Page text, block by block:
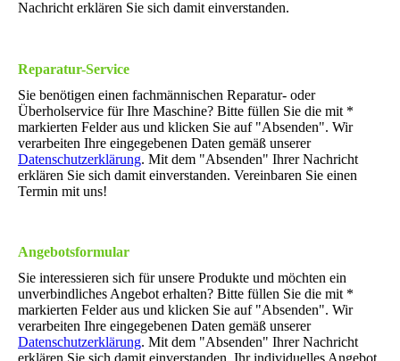
Nachricht erklären Sie sich damit einverstanden.
Reparatur-Service
Sie benötigen einen fachmännischen Reparatur- oder
Überholservice für Ihre Maschine? Bitte füllen Sie die mit *
markierten Felder aus und klicken Sie auf "Absenden". Wir
verarbeiten Ihre eingegebenen Daten gemäß unserer
Datenschutzerklärung. Mit dem "Absenden" Ihrer Nachricht
erklären Sie sich damit einverstanden. Vereinbaren Sie einen
Termin mit uns!
Angebotsformular
Sie interessieren sich für unsere Produkte und möchten ein
unverbindliches Angebot erhalten? Bitte füllen Sie die mit *
markierten Felder aus und klicken Sie auf "Absenden". Wir
verarbeiten Ihre eingegebenen Daten gemäß unserer
Datenschutzerklärung. Mit dem "Absenden" Ihrer Nachricht